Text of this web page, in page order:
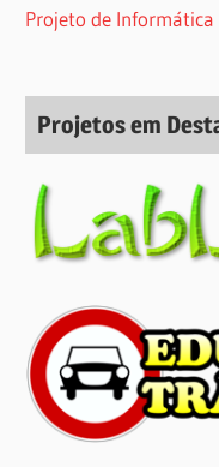
Projeto de Informática
Projetos em